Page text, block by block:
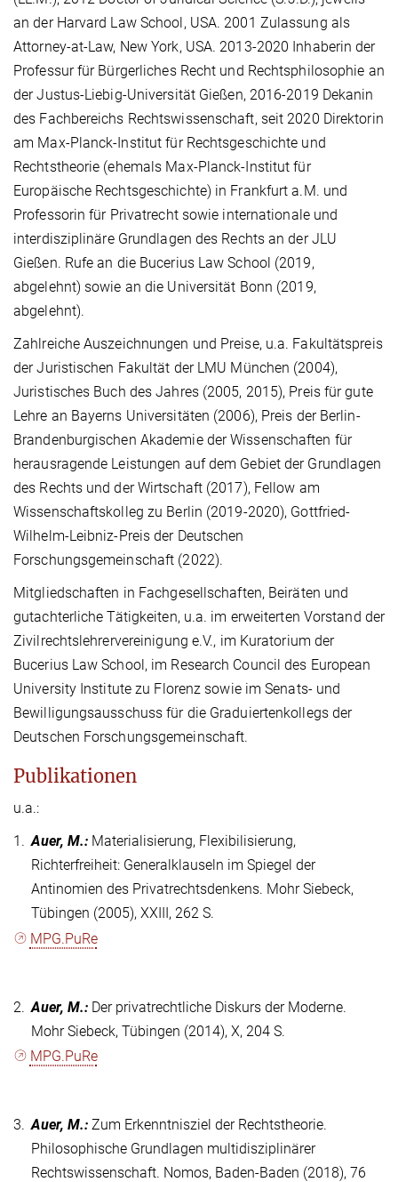
an der Harvard Law School, USA. 2001 Zulassung als
Attorney-at-Law, New York, USA. 2013-2020 Inhaberin der
Professur für Bürgerliches Recht und Rechtsphilosophie an
der Justus-Liebig-Universität Gießen, 2016-2019 Dekanin
des Fachbereichs Rechtswissenschaft, seit 2020 Direktorin
am Max-Planck-Institut für Rechtsgeschichte und
Rechtstheorie (ehemals Max-Planck-Institut für
Europäische Rechtsgeschichte) in Frankfurt a.M. und
Professorin für Privatrecht sowie internationale und
interdisziplinäre Grundlagen des Rechts an der JLU
Gießen. Rufe an die Bucerius Law School (2019,
abgelehnt) sowie an die Universität Bonn (2019,
abgelehnt).
Zahlreiche Auszeichnungen und Preise, u.a. Fakultätspreis
der Juristischen Fakultät der LMU München (2004),
Juristisches Buch des Jahres (2005, 2015), Preis für gute
Lehre an Bayerns Universitäten (2006), Preis der Berlin-
Brandenburgischen Akademie der Wissenschaften für
herausragende Leistungen auf dem Gebiet der Grundlagen
des Rechts und der Wirtschaft (2017), Fellow am
Wissenschaftskolleg zu Berlin (2019-2020), Gottfried-
Wilhelm-Leibniz-Preis der Deutschen
Forschungsgemeinschaft (2022).
Mitgliedschaften in Fachgesellschaften, Beiräten und
gutachterliche Tätigkeiten, u.a. im erweiterten Vorstand der
Zivilrechtslehrervereinigung e.V., im Kuratorium der
Bucerius Law School, im Research Council des European
University Institute zu Florenz sowie im Senats- und
Bewilligungsausschuss für die Graduiertenkollegs der
Deutschen Forschungsgemeinschaft.
Publikationen
u.a.:
1. Auer, M.: Materialisierung, Flexibilisierung,
Richterfreiheit: Generalklauseln im Spiegel der
Antinomien des Privatrechtsdenkens. Mohr Siebeck,
Tübingen (2005), XXIII, 262 S.
MPG.PuRe
2. Auer, M.: Der privatrechtliche Diskurs der Moderne.
Mohr Siebeck, Tübingen (2014), X, 204 S.
MPG.PuRe
3. Auer, M.: Zum Erkenntnisziel der Rechtstheorie.
Philosophische Grundlagen multidisziplinärer
Rechtswissenschaft. Nomos, Baden-Baden (2018), 76